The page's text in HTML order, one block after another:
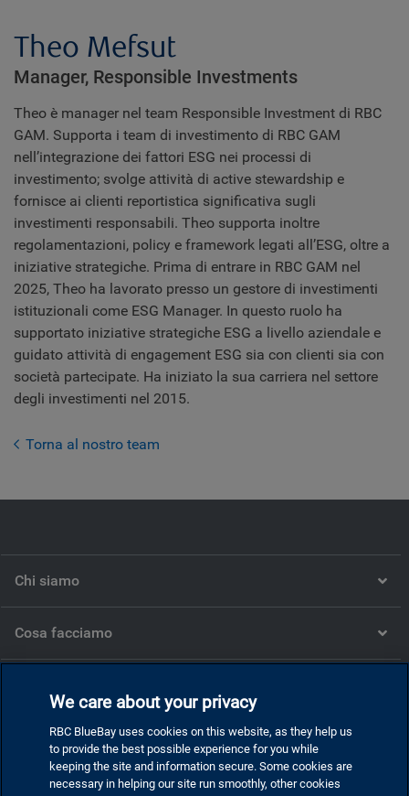
Theo Mefsut
Manager, Responsible Investments
Theo è manager nel team Responsible Investment di RBC
GAM. Supporta i team di investimento di RBC GAM
nell’integrazione dei fattori ESG nei processi di
investimento; svolge attività di active stewardship e
fornisce ai clienti reportistica significativa sugli
investimenti responsabili. Theo supporta inoltre
regolamentazioni, policy e framework legati all’ESG, oltre a
iniziative strategiche. Prima di entrare in RBC GAM nel
2025, Theo ha lavorato presso un gestore di investimenti
istituzionali come ESG Manager. In questo ruolo ha
supportato iniziative strategiche ESG a livello aziendale e
guidato attività di engagement ESG sia con clienti sia con
società partecipate. Ha iniziato la sua carriera nel settore
degli investimenti nel 2015.
Torna al nostro team
Chi siamo
Cosa facciamo
Società
We care about your privacy
RBC BlueBay uses cookies on this website, as they help us
to provide the best possible experience for you while
keeping the site and information secure. Some cookies are
necessary in helping our site run smoothly, other cookies